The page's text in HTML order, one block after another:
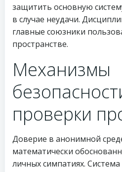
защитить основную
в случае неудачи.
главные союзники
пространстве.
Механизмы
проверки
Доверие в анонимной
математически
личных симпатиях.